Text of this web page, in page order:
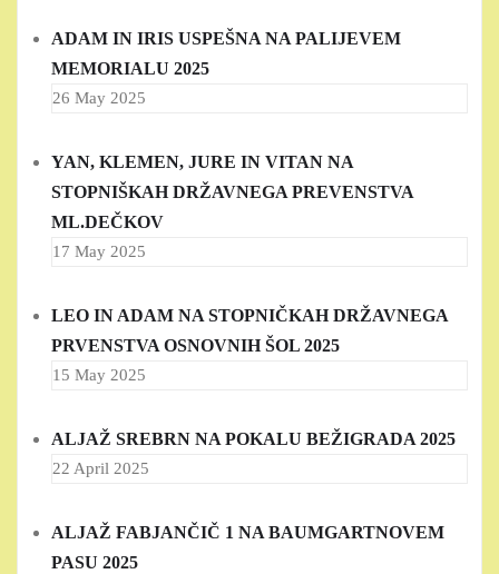
ADAM IN IRIS USPEŠNA NA PALIJEVEM
MEMORIALU 2025
26 May 2025
YAN, KLEMEN, JURE IN VITAN NA
STOPNIŠKAH DRŽAVNEGA PREVENSTVA
ML.DEČKOV
17 May 2025
LEO IN ADAM NA STOPNIČKAH DRŽAVNEGA
PRVENSTVA OSNOVNIH ŠOL 2025
15 May 2025
ALJAŽ SREBRN NA POKALU BEŽIGRADA 2025
22 April 2025
ALJAŽ FABJANČIČ 1 NA BAUMGARTNOVEM
PASU 2025